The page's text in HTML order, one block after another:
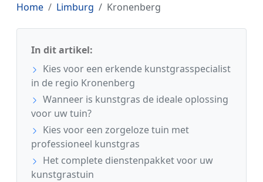
Home Limburg Kronenberg
In dit artikel:
Kies voor een erkende kunstgrasspecialist
in de regio Kronenberg
Wanneer is kunstgras de ideale oplossing
voor uw tuin?
Kies voor een zorgeloze tuin met
professioneel kunstgras
Het complete dienstenpakket voor uw
kunstgrastuin